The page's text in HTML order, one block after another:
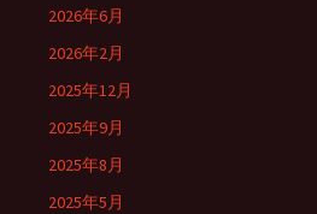
2026年6月
2026年2月
2025年12月
2025年9月
2025年8月
2025年5月